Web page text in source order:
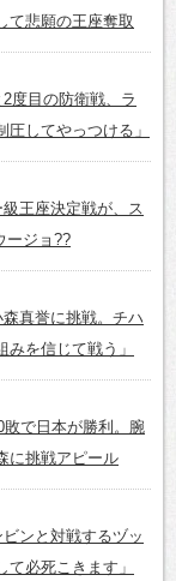
て悲願の王座奪取
2度目の防衛戦、ラ
してやっつける」
級王座決定戦が、ス
ージョ??
森真誉に挑戦。チハ
を信じて戦う」
敗で日本が勝利。腕
に挑戦アピール
ビンと対戦するヅッ
必死こきます」